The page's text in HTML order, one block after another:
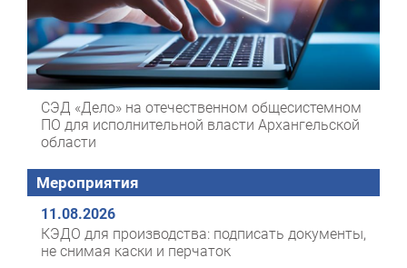
СЭД «Дело» на отечественном общесистемном
ПО для исполнительной власти Архангельской
области
Мероприятия
11.08.2026
КЭДО для производства: подписать документы,
не снимая каски и перчаток